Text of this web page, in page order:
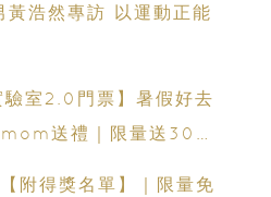
黃浩然專訪 以運動正能
驗室2.0門票】暑假好去
送禮｜限量送30套
附得獎名單】｜限量免